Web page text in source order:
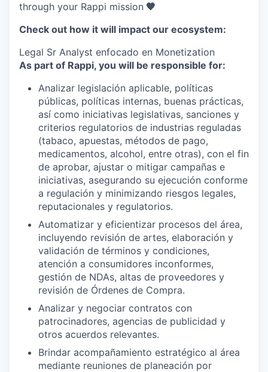
through your Rappi mission 🧡
Check out how it will impact our ecosystem:
Legal Sr Analyst enfocado en Monetization
As part of Rappi, you will be responsible for:
Analizar legislación aplicable, políticas
públicas, políticas internas, buenas prácticas,
así como iniciativas legislativas, sanciones y
criterios regulatorios de industrias reguladas
(tabaco, apuestas, métodos de pago,
medicamentos, alcohol, entre otras), con el fin
de aprobar, ajustar o mitigar campañas e
iniciativas, asegurando su ejecución conforme
a regulación y minimizando riesgos legales,
reputacionales y regulatorios.
Automatizar y eficientizar procesos del área,
incluyendo revisión de artes, elaboración y
validación de términos y condiciones,
atención a consumidores inconformes,
gestión de NDAs, altas de proveedores y
revisión de Órdenes de Compra.
Analizar y negociar contratos con
patrocinadores, agencias de publicidad y
otros acuerdos relevantes.
Brindar acompañamiento estratégico al área
mediante reuniones de planeación por